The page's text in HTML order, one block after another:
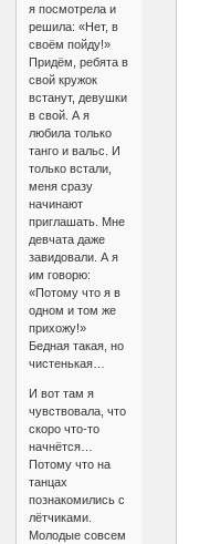
я посмотрела и
решила: «Нет, в
своём пойду!»
Придём, ребята в
свой кружок
встанут, девушки
в свой. А я
любила только
танго и вальс. И
только встали,
меня сразу
начинают
приглашать. Мне
девчата даже
завидовали. А я
им говорю:
«Потому что я в
одном и том же
прихожу!»
Бедная такая, но
чистенькая…
И вот там я
чувствовала, что
скоро что-то
начнётся…
Потому что на
танцах
познакомились с
лётчиками.
Молодые совсем